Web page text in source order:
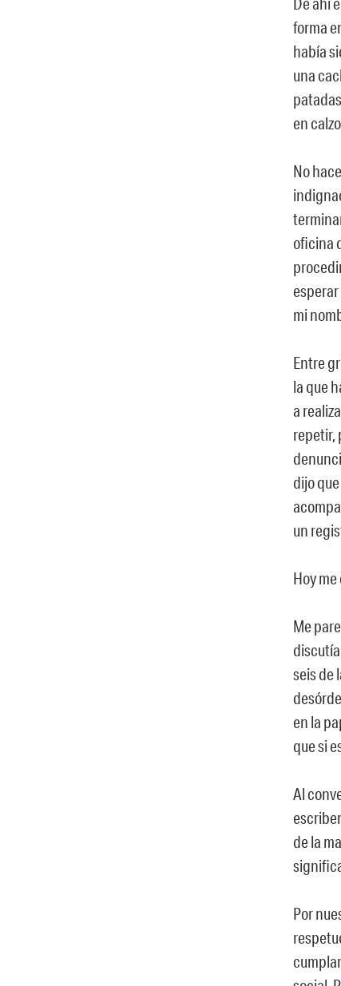
forma
había
una
en
No
oficina
mi
Entre
la que
a
repetir,
dijo
un
Hoy
Me
seis de
en la
que si
Al
de la
Por